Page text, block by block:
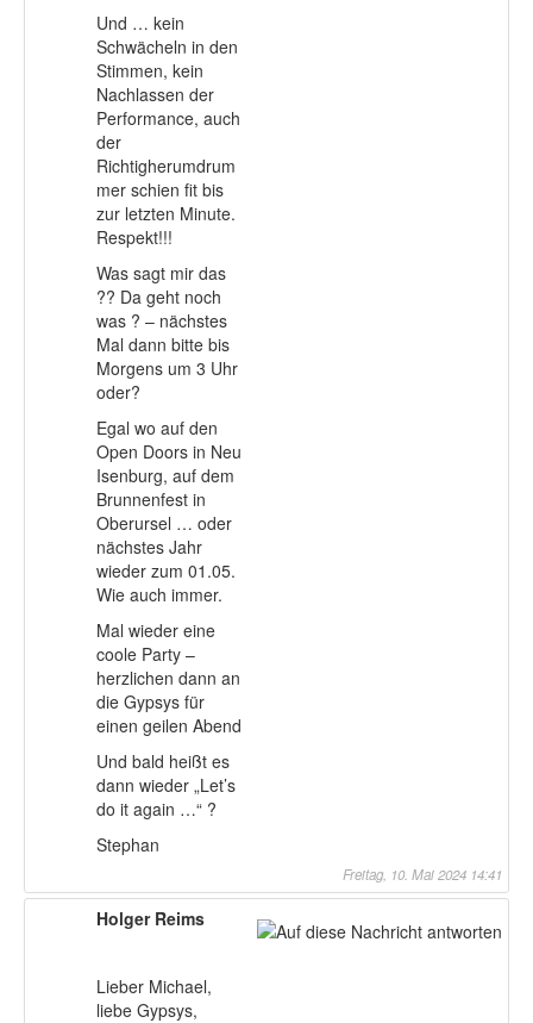
Und … kein
Schwächeln in den
Stimmen, kein
Nachlassen der
Performance, auch
der
Richtigherumdrum
mer schien fit bis
zur letzten Minute.
Respekt!!!
Was sagt mir das
?? Da geht noch
was ? – nächstes
Mal dann bitte bis
Morgens um 3 Uhr
oder?
Egal wo auf den
Open Doors in Neu
Isenburg, auf dem
Brunnenfest in
Oberursel … oder
nächstes Jahr
wieder zum 01.05.
Wie auch immer.
Mal wieder eine
coole Party –
herzlichen dann an
die Gypsys für
einen geilen Abend
Und bald heißt es
dann wieder „Let’s
do it again …“ ?
Stephan
Freitag, 10. Mai 2024 14:41
Holger Reims
Lieber Michael,
liebe Gypsys,